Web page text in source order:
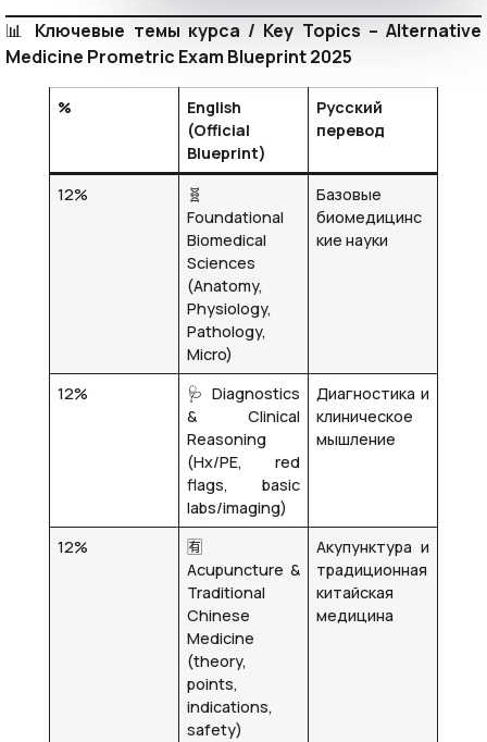
📊 Ключевые темы курса / Key Topics – Alternative
Medicine Prometric Exam Blueprint 2025
%
English
(Official
Blueprint)
Русский
перевод
12%
🧬
Foundational
Biomedical
Sciences
(Anatomy,
Physiology,
Pathology,
Micro)
Базовые
биомедицинс
кие науки
12%
🩺 Diagnostics
& Clinical
Reasoning
(Hx/PE, red
flags, basic
labs/imaging)
Диагностика и
клиническое
мышление
12%
🈶
Acupuncture &
Traditional
Chinese
Medicine
(theory,
points,
indications,
safety)
Акупунктура и
традиционная
китайская
медицина